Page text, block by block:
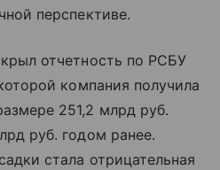
перспективе.
отчетность по РСБУ
компания получила
251,2 млрд руб.
руб. годом ранее.
стала отрицательная